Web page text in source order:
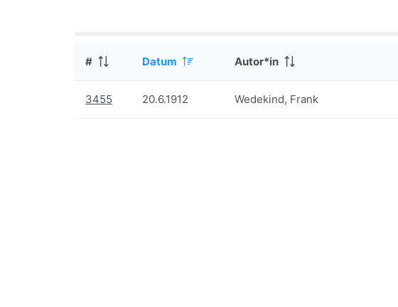
# Datum Autor*in
3455 20.6.1912 Wedekind, Frank